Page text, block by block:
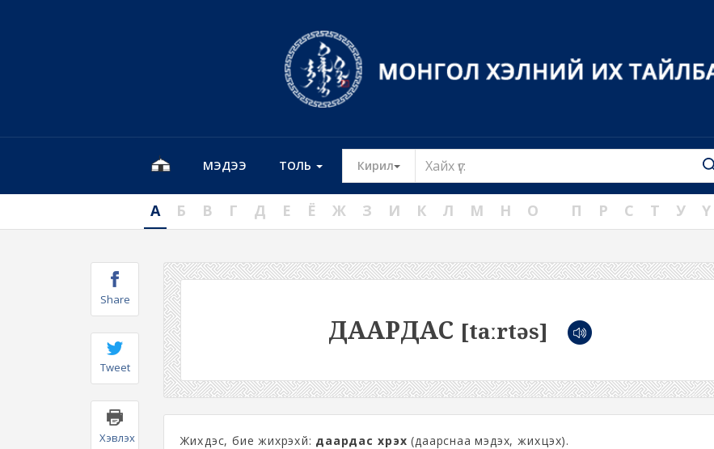
МЭДЭЭ ТОЛЬ Кирил Toggle Dropdown
А Б В Г Д Е Ё Ж З И К Л М Н О П Р С Т У Ү
Share
Tweet
Хэвлэх
ДААРДАС [taːrtəs]
Жихүүдэс, бие жихрэхүй: даардас хүрэх (даарснаа мэдэх, жихүүцэх).